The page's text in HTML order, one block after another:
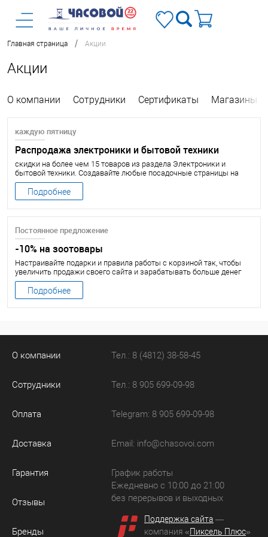
Главная страница / Акции
Акции
О компании Сотрудники Сертификаты Магазины
каждую пятницу
Распродажа электроники и бытовой техники
скидки на более чем 15 товаров из раздела Электроники и
бытовой техники. Создавайте любые посадочные страницы на
основе акций. Добавляйте сюда любые товары, любой текст,
можно сделать полноценный баннер, сделать обычную картинку
или вообще не добавлять фотографию, в любом случае это будет
выглядеть отлично.
Подробнее
Постоянное предложение
-10% на зоотовары
Настраивайте подарки и правила работы с корзиной так, чтобы
увеличить продажи своего сайта и зарабатывать больше денег
Подробнее
О компании
Сотрудники
Оплата
Доставка
Гарантия
Отзывы
Бренды
Тел.: 8 (4812) 38-58-45
Тел.: 8 905 699-09-98
Telegram: 8 905 699-09-98
Email: info@chasovoi.com
График работы
Ежедневно с 10:00 до 21:00
без перерывов и выходных
Поддержка сайта —
компания «Пиксель Плюс»